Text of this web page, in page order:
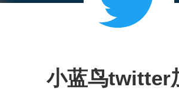
小蓝鸟twitter